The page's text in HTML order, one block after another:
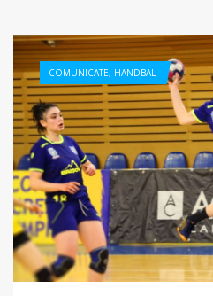
COMUNICATE, HANDBAL